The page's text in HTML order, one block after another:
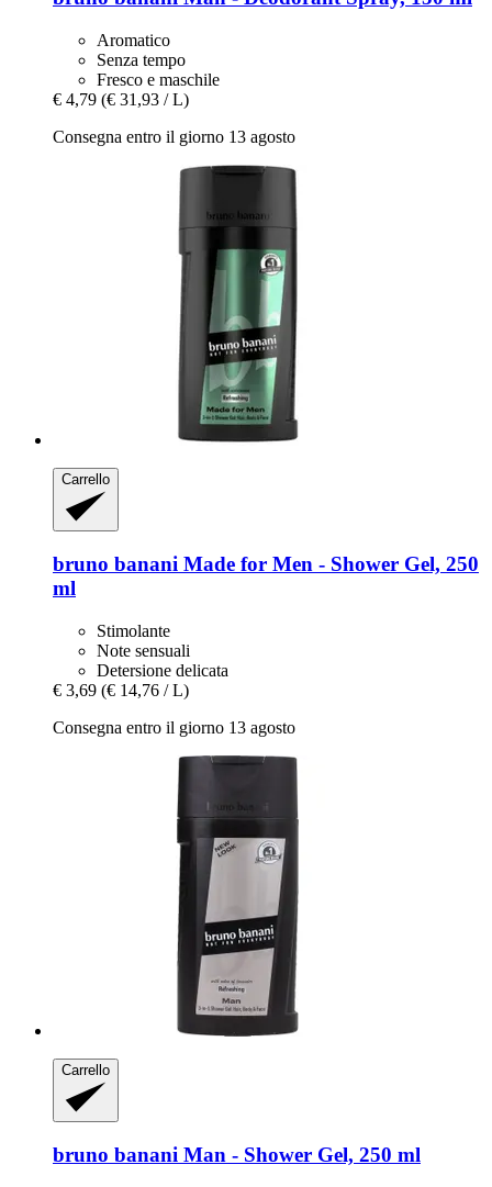
Aromatico
Senza tempo
Fresco e maschile
€ 4,79 (€ 31,93 / L)
Consegna entro il giorno 13 agosto
Carrello
bruno banani Made for Men -​ Shower Gel, 250
ml
Stimolante
Note sensuali
Detersione delicata
€ 3,69 (€ 14,76 / L)
Consegna entro il giorno 13 agosto
Carrello
bruno banani Man -​ Shower Gel, 250 ml